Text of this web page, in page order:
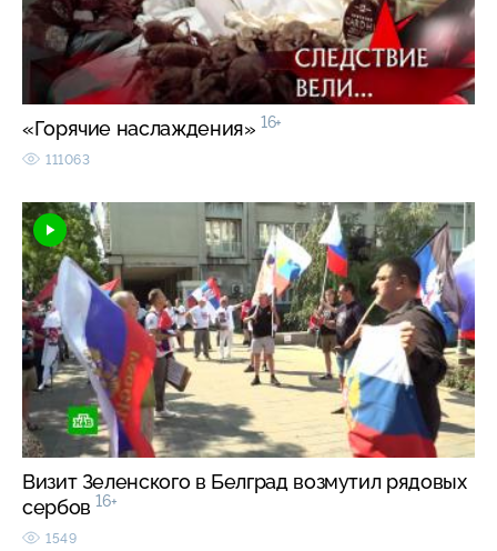
«Горячие наслаждения» 16+
111063
Визит Зеленского в Белград возмутил рядовых
сербов 16+
1549